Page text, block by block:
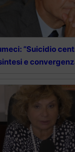
“Suicidio
e